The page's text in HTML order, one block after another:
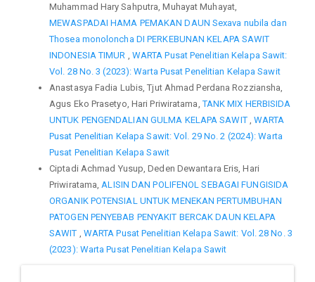
Muhammad Hary Sahputra, Muhayat Muhayat,
MEWASPADAI HAMA PEMAKAN DAUN Sexava nubila dan
Thosea monoloncha DI PERKEBUNAN KELAPA SAWIT
INDONESIA TIMUR
WARTA Pusat Penelitian Kelapa Sawit:
Vol. 28 No. 3 (2023): Warta Pusat Penelitian Kelapa Sawit
Anastasya Fadia Lubis, Tjut Ahmad Perdana Rozziansha,
Agus Eko Prasetyo, Hari Priwiratama,TANK MIX HERBISIDA
UNTUK PENGENDALIAN GULMA KELAPA SAWIT ,WARTA
Pusat Penelitian Kelapa Sawit: Vol. 29 No. 2 (2024): Warta
Pusat Penelitian Kelapa Sawit
Ciptadi Achmad Yusup, Deden Dewantara Eris, Hari
Priwiratama, ALISIN DAN POLIFENOL SEBAGAI FUNGISIDA
ORGANIK POTENSIAL UNTUK MENEKAN PERTUMBUHAN
PATOGEN PENYEBAB PENYAKIT BERCAK DAUN KELAPA
SAWIT
WARTA Pusat Penelitian Kelapa Sawit: Vol. 28 No. 3
(2023): Warta Pusat Penelitian Kelapa Sawit